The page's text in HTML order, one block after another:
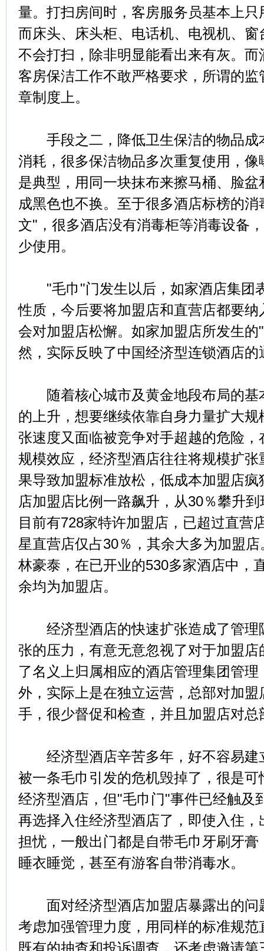
量。打扫房间时，客房服务员基本上
而床头、床头柜、电话机、电视机、
不会打扫，除非明显能看出来有灰。
客房保洁工作不敢严格要求，所谓的
章制度上。
手段之二，降低卫生保洁的物品成
消耗，很多保洁物品多次重复使用，
是典型，用同一块抹布来擦马桶、脸
成黑色也不换。至于很多酒店标榜的
文"，很多酒店没有消毒柜等消毒设备
少使用。
"毛巾"门发生以后，如家酒店集团
性质，今后要将加盟店和直营店都要
会对加盟店松懈。如家加盟店所发生
然，实际反映了中国经济型连锁酒店的
随着核心城市及黄金地段布局的基
的上升，想要继续依靠自身力量扩大
张速度又面临被竞争对手超越的危险
规模效应，经济型酒店往往将规模扩
果导致加盟标准放松，低成本加盟店
店加盟店比例一路飙升，从30％攀升
目前有728家特许加盟店，已超过直营
星直营店仅占30％，其余大多为加盟
林豪泰，在已开业的530多家酒店中，
余均为加盟店。
经济型酒店的快速扩张造成了管理
张的压力，有意无意忽视了对于加盟
了名义上归属相应的酒店管理集团管
外，实际上是在独立运营，总部对加
手，很少督促和检查，并且加盟店对
经济型酒店辛苦多年，好不容易建
被一条毛巾引发的危机毁掉了，很是
经济型酒店，但"毛巾门"事件已经触及
再选择入住经济型酒店了，即使入住
担忧，一般出门都是自带毛巾牙刷牙
睡衣睡觉，甚至有游客自带消毒水。
面对经济型酒店加盟店暴露出的问
考虑加强管理力度，用同样的标准规
既有的抽查和投诉调查，还考虑邀请